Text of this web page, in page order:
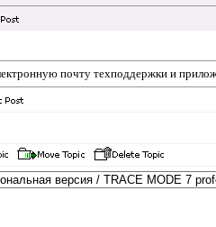
почту техподдержки и